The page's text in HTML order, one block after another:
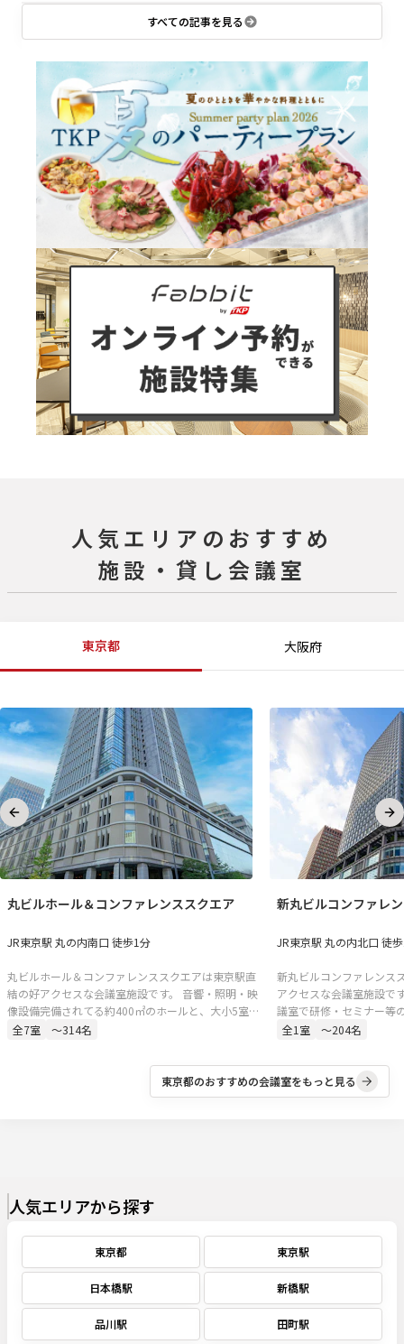
研修が必要なのか。組織成長につな
がる管理職育成のポイントを解説しすべての記事を見る
人気エリアのおすすめ
施設・貸し会議室
東京都 大阪府
丸ビルホール＆コンファレンススクエア
JR東京駅 丸の内南口 徒歩1分
丸ビルホール＆コンファレンススクエアは東京駅直
結の好アクセスな会議室施設です。 音響・照明・映
像設備完備されてる約400㎡のホールと、大小5室の
会議室。セミナー、講演会、シンポジウム、株主総
ど、多様な用途にご対応可能です。
全7室 〜314名
新丸ビルコンファレ
JR東京駅 丸の内北口 徒
新丸ビルコンファレンス
アクセスな会議室施設で
議室で研修・セミナー等
です。
全1 室 〜204名
Previous slide
東京都のおすすめの会議室をもっと見る
人気エリアから探す
東京都 東京駅
日本橋駅 新橋駅
品川駅 田町駅